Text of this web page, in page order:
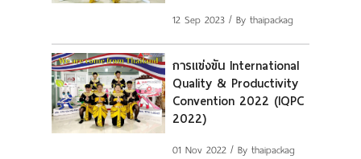
12 Sep 2023 / By thaipackag
การแข่งขัน International
Quality & Productivity
Convention 2022 (IQPC
2022)
01 Nov 2022 / By thaipackag